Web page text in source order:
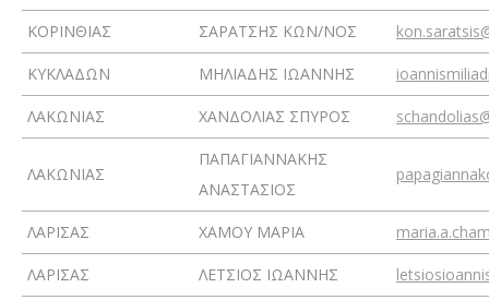
ΚΟΡΙΝΘΙΑΣ ΣΑΡΑΤΣΗΣ ΚΩΝ/ΝΟΣ
ΚΥΚΛΑΔΩΝ ΜΗΛΙΑΔΗΣ ΙΩΑΝΝΗΣ
ΛΑΚΩΝΙΑΣ ΧΑΝΔΟΛΙΑΣ ΣΠΥΡΟΣ
ΛΑΚΩΝΙΑΣ
ΠΑΠΑΓΙΑΝΝΑΚΗΣ
ΑΝΑΣΤΑΣΙΟΣ
ΛΑΡΙΣΑΣ ΧΑΜΟΥ ΜΑΡΙΑ
ΛΑΡΙΣΑΣ ΛΕΤΣΙΟΣ ΙΩΑΝΝΗΣ